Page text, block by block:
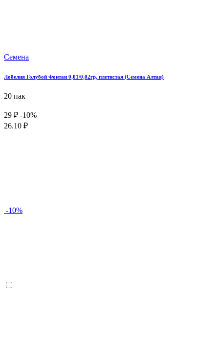
Семена
Лобелия Голубой Фонтан 0,01/0,02гр, плетистая (Семена Алтая)
20 пак
29 ₽ -10%
26.10 ₽
-10%